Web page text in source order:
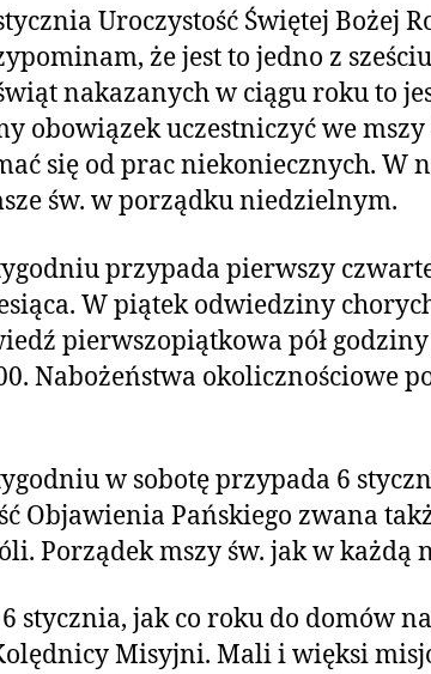
Uroczystość Świętej Bożej
że jest to jedno z
nakazanych w ciągu roku to
obowiązek uczestniczyć we mszy
się od prac niekoniecznych. W
św. w porządku niedzielnym.
przypada pierwszy
W piątek odwiedziny
pierwszopiątkowa pół
Nabożeństwa okolicznościowe
w sobotę przypada 6
Objawienia Pańskiego zwana
Porządek mszy św. jak w każdą
stycznia, jak co roku do domów
Misyjni. Mali i więksi